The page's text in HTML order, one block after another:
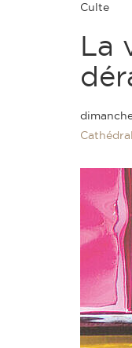
Culte
La